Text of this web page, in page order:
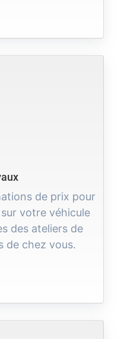
de prix pour
votre véhicule
des ateliers de
de chez vous.